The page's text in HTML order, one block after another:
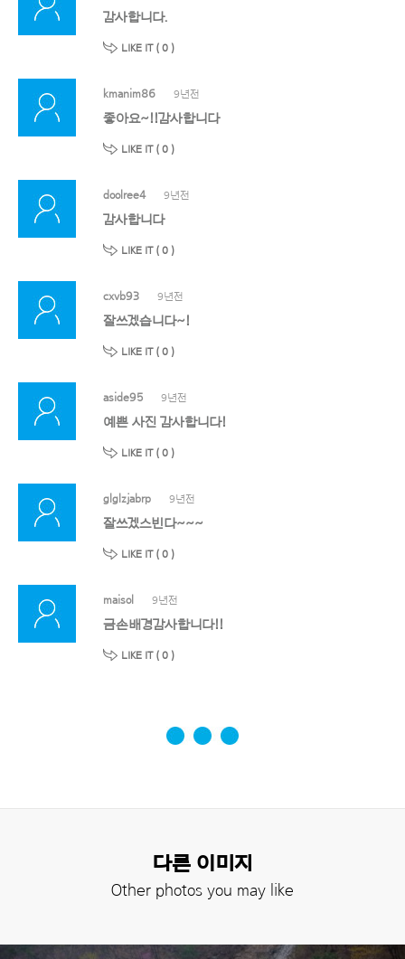
감사합니다.
LIKE IT ( 0 )
kmanim86 9년전
좋아요~!!감사합니다
LIKE IT ( 0 )
doolree4 9년전
감사합니다
LIKE IT ( 0 )
cxvb93 9년전
잘쓰겠습니다~!
LIKE IT ( 0 )
aside95 9년전
예쁜 사진 감사합니다!
LIKE IT ( 0 )
glglzjabrp 9년전
잘쓰겠스빈다~~~
LIKE IT ( 0 )
maisol 9년전
금손배경감사합니다!!
LIKE IT ( 0 )
다른 이미지
Other photos you may like